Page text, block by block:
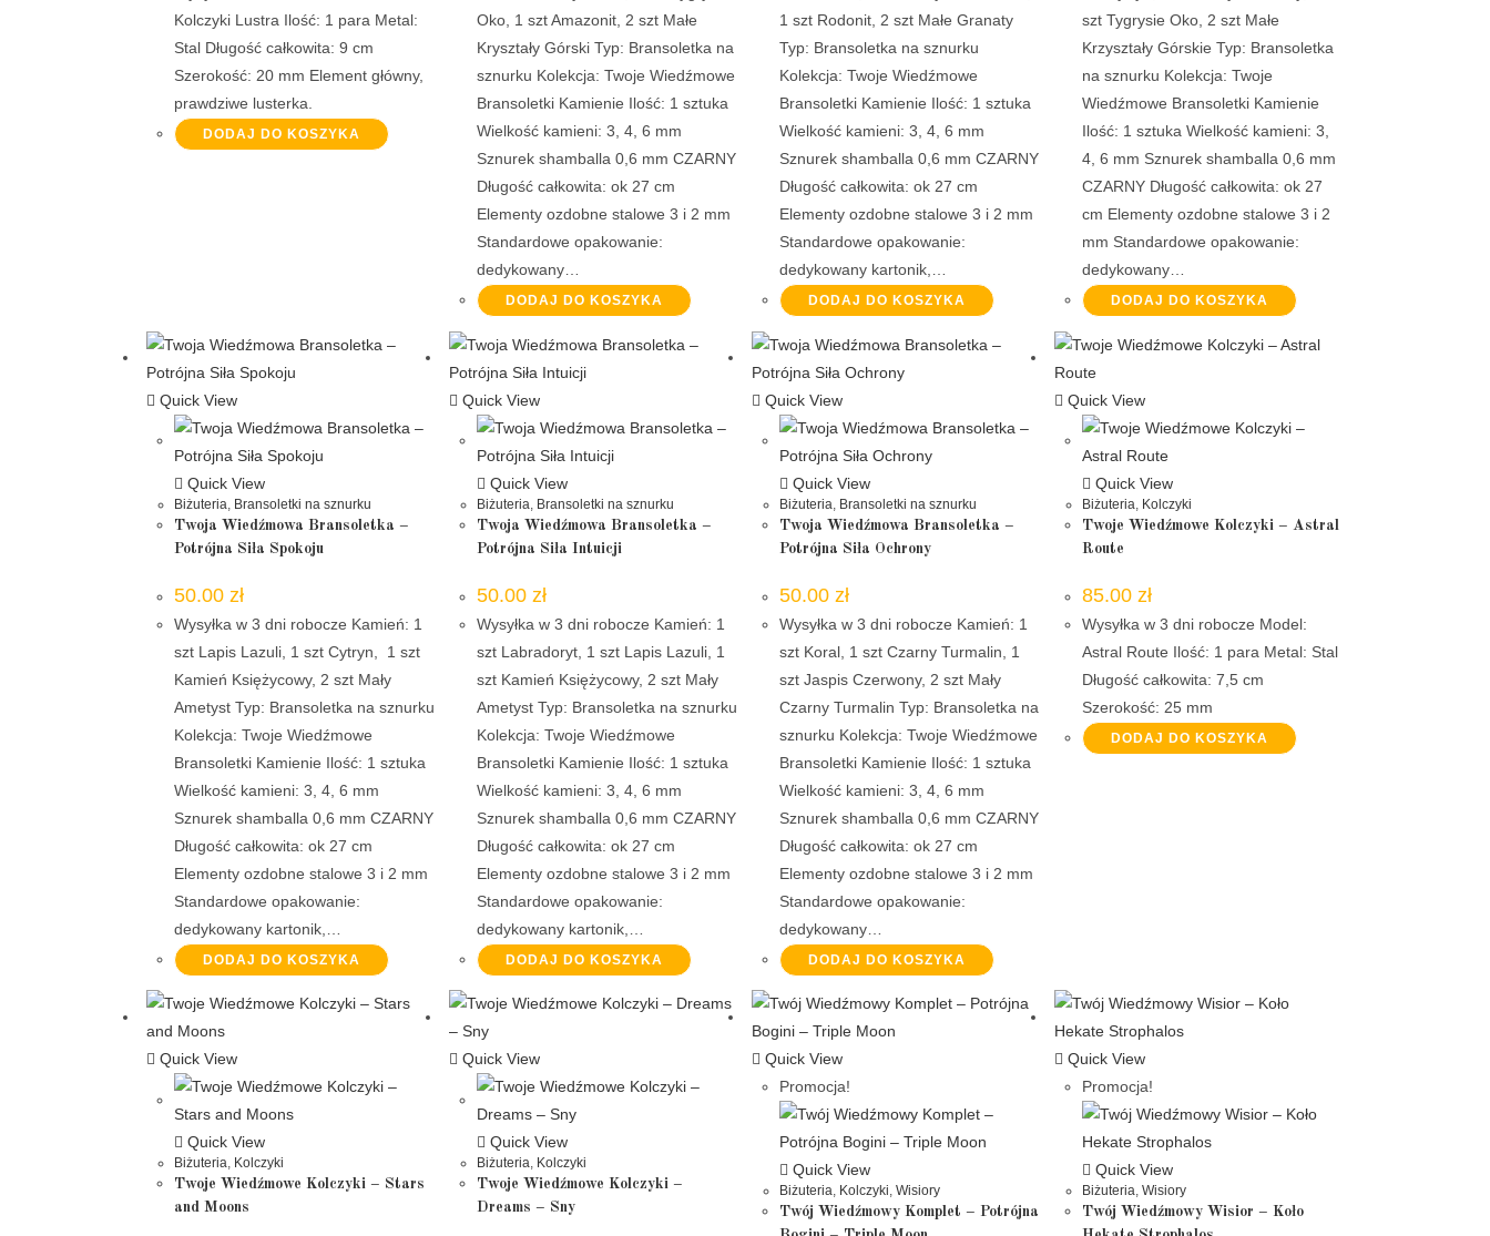
Kolczyki Lustra Ilość: 1 para Metal:
Stal Długość całkowita: 9 cm
Szerokość: 20 mm Element główny,
prawdziwe lusterka.
DODAJ DO KOSZYKA
Oko, 1 szt Amazonit, 2 szt Małe
Kryształy Górski Typ: Bransoletka na
sznurku Kolekcja: Twoje Wiedźmowe
Bransoletki Kamienie Ilość: 1 sztuka
Wielkość kamieni: 3, 4, 6 mm
Sznurek shamballa 0,6 mm CZARNY
Długość całkowita: ok 27 cm
Elementy ozdobne stalowe 3 i 2 mm
Standardowe opakowanie:
dedykowany…
DODAJ DO KOSZYKA
1 szt Rodonit, 2 szt Małe Granaty
Typ: Bransoletka na sznurku
Kolekcja: Twoje Wiedźmowe
Bransoletki Kamienie Ilość: 1 sztuka
Wielkość kamieni: 3, 4, 6 mm
Sznurek shamballa 0,6 mm CZARNY
Długość całkowita: ok 27 cm
Elementy ozdobne stalowe 3 i 2 mm
Standardowe opakowanie:
dedykowany kartonik,…
DODAJ DO KOSZYKA
szt Tygrysie Oko, 2 szt Małe
Krzyształy Górskie Typ: Bransoletka
na sznurku Kolekcja: Twoje
Wiedźmowe Bransoletki Kamienie
Ilość: 1 sztuka Wielkość kamieni: 3,
4, 6 mm Sznurek shamballa 0,6 mm
CZARNY Długość całkowita: ok 27
cm Elementy ozdobne stalowe 3 i 2
mm Standardowe opakowanie:
dedykowany…
DODAJ DO KOSZYKA
Quick View
Quick View
Biżuteria Bransoletki na sznurku
Twoja Wiedźmowa Bransoletka –
Potrójna Siła Spokoju
50.00 zł
Wysyłka w 3 dni robocze Kamień: 1
szt Lapis Lazuli, 1 szt Cytryn, 1 szt
Kamień Księżycowy, 2 szt Mały
Ametyst Typ: Bransoletka na sznurku
Kolekcja: Twoje Wiedźmowe
Bransoletki Kamienie Ilość: 1 sztuka
Wielkość kamieni: 3, 4, 6 mm
Sznurek shamballa 0,6 mm CZARNY
Długość całkowita: ok 27 cm
Elementy ozdobne stalowe 3 i 2 mm
Standardowe opakowanie:
dedykowany kartonik,…
DODAJ DO KOSZYKA
Quick View
Quick View
Biżuteria Bransoletki na sznurku
Twoja Wiedźmowa Bransoletka –
Potrójna Siła Intuicji
50.00zł
Wysyłka w 3 dni robocze Kamień: 1
szt Labradoryt, 1 szt Lapis Lazuli, 1
szt Kamień Księżycowy, 2 szt Mały
Ametyst Typ: Bransoletka na sznurku
Kolekcja: Twoje Wiedźmowe
Bransoletki Kamienie Ilość: 1 sztuka
Wielkość kamieni: 3, 4, 6 mm
Sznurek shamballa 0,6 mm CZARNY
Długość całkowita: ok 27 cm
Elementy ozdobne stalowe 3 i 2 mm
Standardowe opakowanie:
dedykowany kartonik,…
DODAJ DO KOSZYKA
Quick View
Quick View
Biżuteria Bransoletki na sznurku
Twoja Wiedźmowa Bransoletka –
Potrójna Siła Ochrony
50.00zł
Wysyłka w 3 dni robocze Kamień: 1
szt Koral, 1 szt Czarny Turmalin, 1
szt Jaspis Czerwony, 2 szt Mały
Czarny Turmalin Typ: Bransoletka na
sznurku Kolekcja: Twoje Wiedźmowe
Bransoletki Kamienie Ilość: 1 sztuka
Wielkość kamieni: 3, 4, 6 mm
Sznurek shamballa 0,6 mm CZARNY
Długość całkowita: ok 27 cm
Elementy ozdobne stalowe 3 i 2 mm
Standardowe opakowanie:
dedykowany…
DODAJ DO KOSZYKA
Quick View
Quick View
Biżuteria Kolczyki
Twoje Wiedźmowe Kolczyki – Astral
Route
85.00zł
Wysyłka w 3 dni robocze Model:
Astral Route Ilość: 1 para Metal: Stal
Długość całkowita: 7,5 cm
Szerokość: 25 mm
DODAJ DO KOSZYKA
Quick View
Quick View
Biżuteria, Kolczyki
Twoje Wiedźmowe Kolczyki – Stars
and Moons
Quick View
Quick View
Biżuteria, Kolczyki
Twoje Wiedźmowe Kolczyki –
Dreams – Sny
Quick View
Promocja!
Quick View
Biżuteria, Kolczyki,Wisiory
Twój Wiedźmowy Komplet – Potrójna
Quick View
Promocja!
Quick View
Biżuteria,Wisiory
Twój Wiedźmowy Wisior – Koło